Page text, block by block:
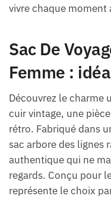
vivre chaque moment
Sac De
Femme :
Découvrez le charme
cuir vintage, une
rétro. Fabriqué dans
sac arbore des lignes
authentique qui ne
regards. Conçu pour
représente le choix